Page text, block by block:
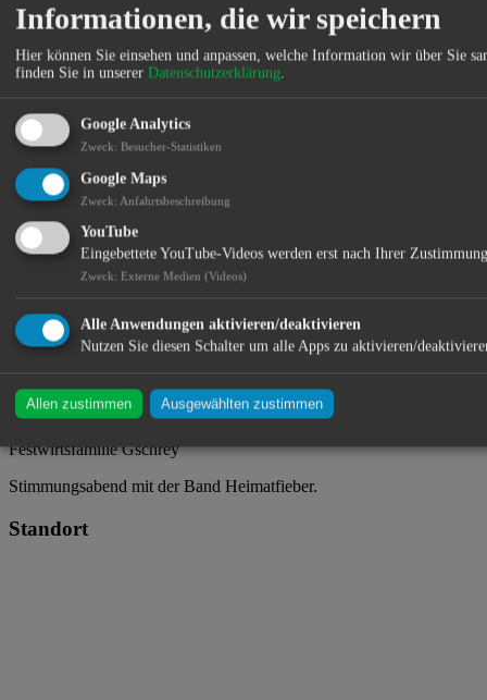
So 17:30 Uhr
Festwirtsfamilie Gschrey
Stimmungsabend mit der Band Heimatfieber.
Standort
Informationen, die wir speichern
Hier können Sie einsehen und anpassen, welche Information wir über Sie
finden Sie in unserer Datenschutzerklärung.
Google Analytics
Zweck: Besucher-Statistiken
Google Maps
Zweck: Anfahrtsbeschreibung
YouTube
Eingebettete YouTube-Videos werden erst nach Ihrer
Zweck: Externe Medien (Videos)
Alle Anwendungen aktivieren/deaktivieren
Nutzen Sie diesen Schalter um alle Apps zu aktivieren/
Allen zustimmen Ausgewählten zustimmen